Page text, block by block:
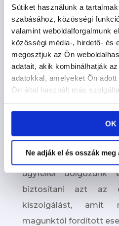
Sütiket használunk a
szabásához, közösségi
valamint weboldalforgalmunk
közösségi média-, hirdető- és
megosztjuk az Ön
adatait, akik kombinálhatják
adatokkal, amelyeket Ön
Ön által használt más
OK
Ne adják el és osszák
létrejött partneri
szakemberekkel
van szerencsém együtt
Legfontosabb
pénzt csináljunk neked,
Hiszek benne, hogy
tanácsadódként és
lehető legnagyobb
online
ügyféllel dolgozunk
biztosítani azt az
kiszolgálást, amit
magunktól fordított